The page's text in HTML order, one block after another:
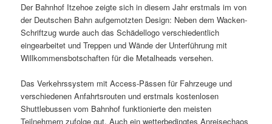
Der Bahnhof Itzehoe zeigte sich in diesem Jahr erstmals im von
der Deutschen Bahn aufgemotzten Design: Neben dem Wacken-
Schriftzug wurde auch das Schädellogo verschiedentlich
eingearbeitet und Treppen und Wände der Unterführung mit
Willkommensbotschaften für die Metalheads versehen.
Das Verkehrssystem mit Access-Pässen für Fahrzeuge und
verschiedenen Anfahrtsrouten und erstmals kostenlosen
Shuttlebussen vom Bahnhof funktionierte den meisten
Teilnehmern zufolge gut. Auch ein wetterbedingtes Anreisechaos